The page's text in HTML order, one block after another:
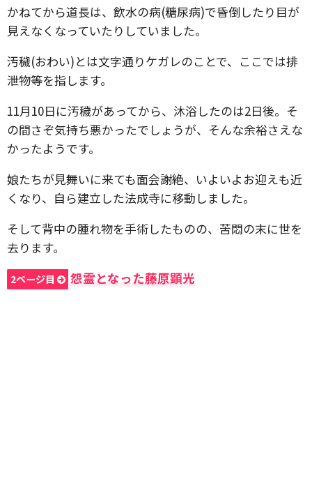
かねてから道長は、飲水の病(糖尿病)で昏倒したり目が
見えなくなっていたりしていました。
汚穢(おわい)とは文字通りケガレのことで、ここでは排
泄物等を指します。
11月10日に汚穢があってから、沐浴したのは2日後。そ
の間さぞ気持ち悪かったでしょうが、そんな余裕さえな
かったようです。
娘たちが見舞いに来ても面会謝絶、いよいよお迎えも近
くなり、自ら建立した法成寺に移動しました。
そして背中の腫れ物を手術したものの、苦悶の末に世を
去ります。
2ページ目 怨霊となった藤原顕光